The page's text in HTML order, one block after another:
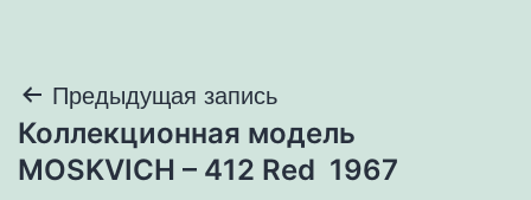
Навигация
по
Предыдущая запись
Коллекционная модель
MOSKVICH – 412 Red 1967